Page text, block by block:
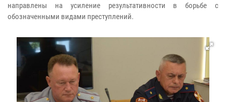
направлены на усиление результативности в борьбе с
обозначенными видами преступлений.